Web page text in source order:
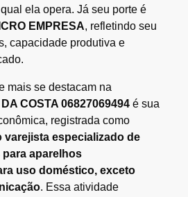
ela opera. Já seu porte é
EMPRESA, refletindo seu
capacidade produtiva e
mais se destacam na
COSTA 06827069494 é sua
registrada como
varejista especializado de
aparelhos
uso doméstico, exceto
. Essa atividade